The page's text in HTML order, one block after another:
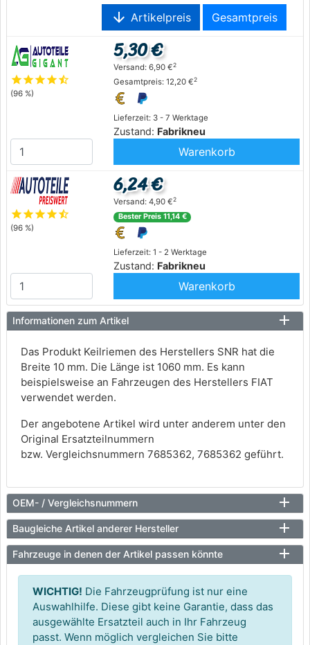
arrow_downward Artikelpreis Gesamtpreis
starstarstarstarstar_half
(96 %)
Lieferzeit: 3 - 7 Werktage
Zustand: Fabrikneu
5,30 €
Versand: 6,90 €2
Gesamtpreis: 12,20 €2
Warenkorb
starstarstarstarstar_half
(96 %)
Lieferzeit: 1 - 2 Werktage
Zustand: Fabrikneu
6,24 €
Versand: 4,90 €2
Bester Preis 11,14 €
Warenkorb
Informationen zum Artikel
Das Produkt Keilriemen des Herstellers SNR hat die
Breite 10 mm. Die Länge ist 1060 mm. Es kann
beispielsweise an Fahrzeugen des Herstellers FIAT
verwendet werden.
Der angebotene Artikel wird unter anderem unter den
Original Ersatzteilnummern
bzw. Vergleichsnummern 7685362, 7685362 geführt.
OEM- / Vergleichsnummern
Baugleiche Artikel anderer Hersteller
Fahrzeuge in denen der Artikel passen könnte
WICHTIG! Die Fahrzeugprüfung ist nur eine
Auswahlhilfe. Diese gibt keine Garantie, dass das
ausgewählte Ersatzteil auch in Ihr Fahrzeug
passt. Wenn möglich vergleichen Sie bitte